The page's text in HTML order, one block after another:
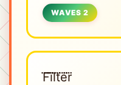
WAVES 2
F⃜i⃜l⃜t⃜e⃜r⃜